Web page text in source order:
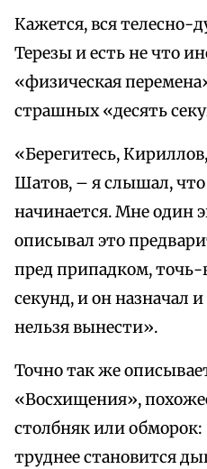
Кажется, вся телесно-
Терезы и есть не что
«физическая
страшных «десять
«Берегитесь,
Шатов, – я слышал,
начинается. Мне один
описывал это
пред припадком,
секунд, и он назначал
нельзя вынести».
Точно так же
«Восхищения»,
столбняк или
труднее становится